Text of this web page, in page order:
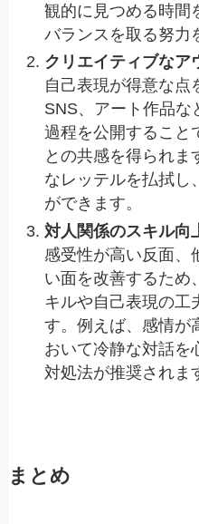
観的に見つめる時間
バランスを取る努力
クリエイティブなア
自己表現が得意な点
SNS、アート作品な
過程を公開すること
との共感を得られま
なレッテルを払拭し
ができます。
対人関係のスキル向
感受性が高い反面、
い面を改善するため
キルや自己表現の工
す。例えば、感情が
おいて冷静な対話を
対処法が推奨されま
まとめ